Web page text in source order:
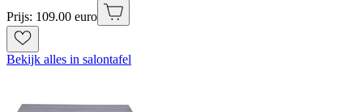
Prijs: 109.00 euro
Bekijk alles in salontafel